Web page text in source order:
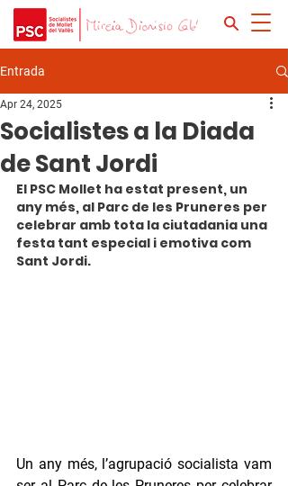
Entrada
Socialistes a la Diada
de Sant Jordi
Apr 24, 2025
El PSC Mollet ha estat present, un
any més, al Parc de les Pruneres per
celebrar amb tota la ciutadania una
festa tant especial i emotiva com
Sant Jordi.
Un any més, l’agrupació socialista vam